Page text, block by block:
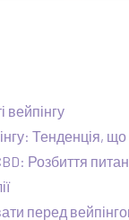
вейпінгу
Тенденція, що
Розбиття
перед